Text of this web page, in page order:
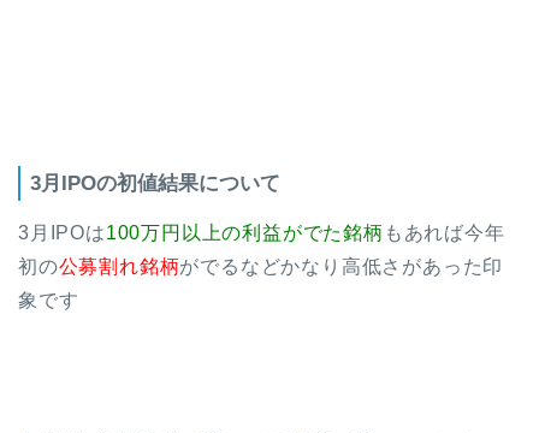
3月IPOの初値結果について
3月IPOは100万円以上の利益がでた銘柄 もあれば今年
初の公募割れ銘柄がでるなどかなり高低さがあった印
象です